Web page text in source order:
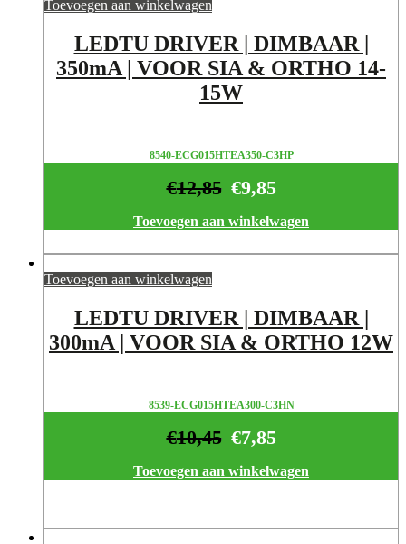
Toevoegen aan winkelwagen
LEDTU DRIVER | DIMBAAR |
350mA | VOOR SIA & ORTHO 14-
15W
8540-ECG015HTEA350-C3HP
€9,85
€12,85
Toevoegen aan winkelwagen
Toevoegen aan winkelwagen
LEDTU DRIVER | DIMBAAR |
300mA | VOOR SIA & ORTHO 12W
8539-ECG015HTEA300-C3HN
€7,85
€10,45
Toevoegen aan winkelwagen